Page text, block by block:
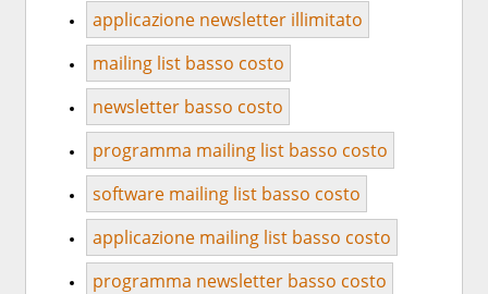
applicazione newsletter illimitato
mailing list basso costo
newsletter basso costo
programma mailing list basso costo
software mailing list basso costo
applicazione mailing list basso costo
programma newsletter basso costo